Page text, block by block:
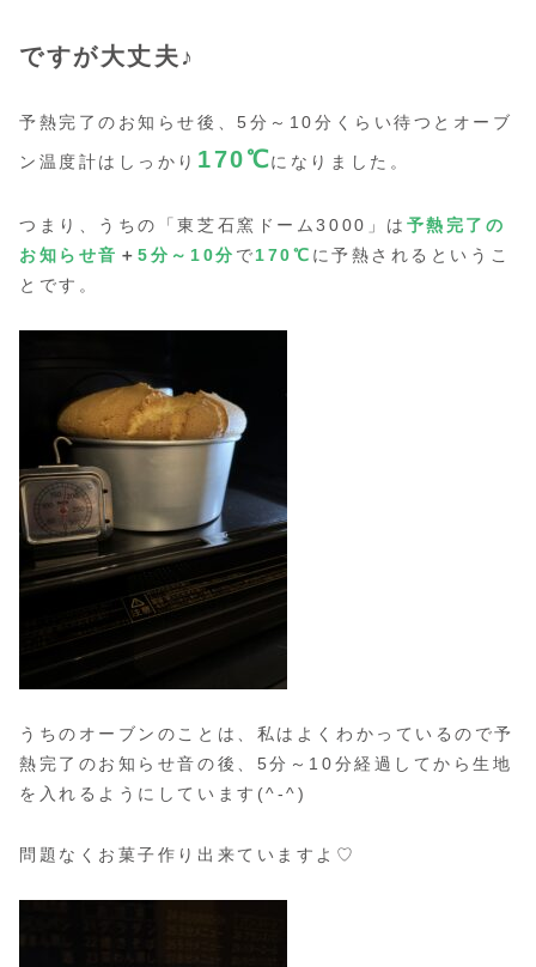
ですが大丈夫♪
予熱完了のお知らせ後、5分～10分くらい待つとオーブ
ン温度計はしっかり 170℃になりました。
つまり、うちの「東芝石窯ドーム3000」は 予熱完了の
お知らせ音 ＋5分～10分 で170℃ に予熱されるというこ
とです。
うちのオーブンのことは、私はよくわかっているので予
熱完了のお知らせ音の後、5分～10分経過してから生地
を入れるようにしています(^-^)
問題なくお菓子作り出来ていますよ♡